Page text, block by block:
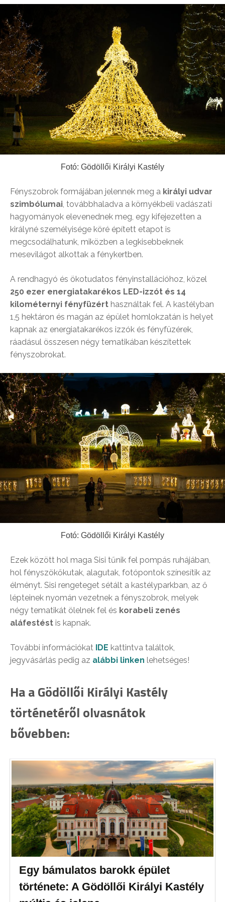
Fotó: Gödöllői Királyi Kastély
Fényszobrok formájában jelennek meg a királyi udvar
szimbólumai , továbbhaladva a környékbeli vadászati
hagyományok elevenednek meg, egy kifejezetten a
királyné személyisége köré épített etapot is
megcsodálhatunk, miközben a legkisebbeknek
mesevilágot alkottak a fénykertben.
A rendhagyó és ökotudatos fényinstallációhoz, közel
250 ezer energiatakarékos LED-izzót és 14
kilométernyi fényfüzért használtak fel. A kastélyban
1,5 hektáron és magán az épület homlokzatán is helyet
kapnak az energiatakarékos izzók és fényfüzérek,
ráadásul összesen négy tematikában készítettek
fényszobrokat.
Fotó: Gödöllői Királyi Kastély
Ezek között hol maga Sisi tűnik fel pompás ruhájában,
hol fényszökőkutak, alagutak, fotópontok színesítik az
élményt. Sisi rengeteget sétált a kastélyparkban, az ő
lépteinek nyomán vezetnek a fényszobrok, melyek
négy tematikát ölelnek fel és korabeli zenés
aláfestést is kapnak.
További információkat IDE kattintva találtok,
jegyvásárlás pedig az alábbi linken lehetséges!
Ha a Gödöllői Királyi Kastély
történetéről olvasnátok
bővebben:
Egy bámulatos barokk épület
története: A Gödöllői Királyi Kastély